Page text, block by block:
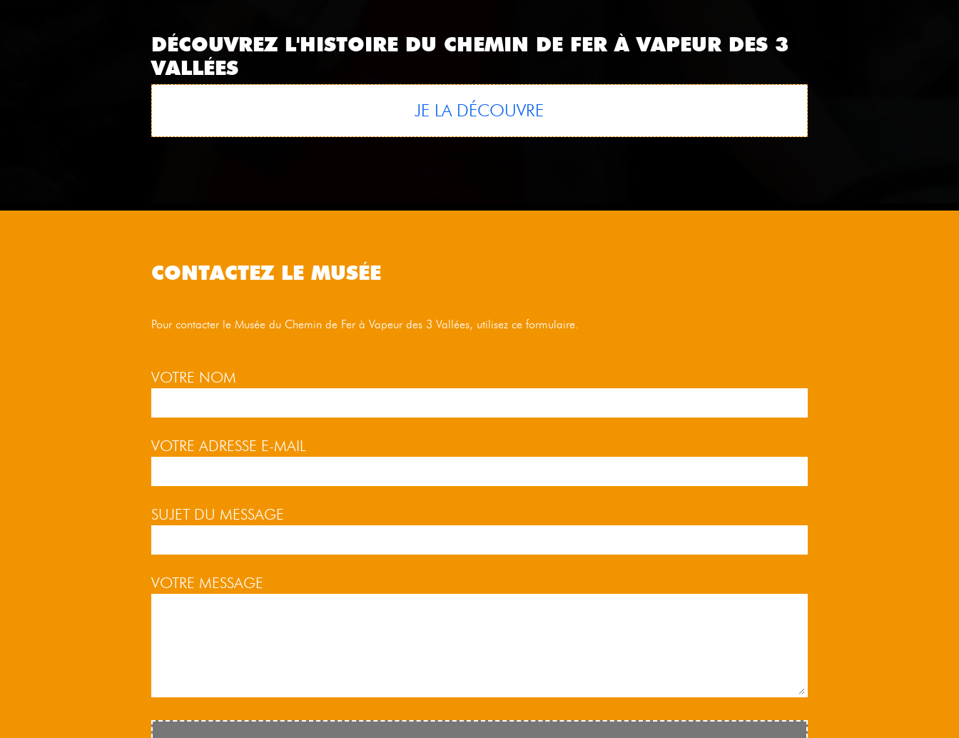
DÉCOUVREZ L'HISTOIRE DU CHEMIN DE FER À VAPEUR DES 3
VALLÉES
JE LA DÉCOUVRE
CONTACTEZ LE MUSÉE
Pour contacter le Musée du Chemin de Fer à Vapeur des 3 Vallées, utilisez ce formulaire.
VOTRE NOM
VOTRE ADRESSE E-MAIL
SUJET DU MESSAGE
VOTRE MESSAGE